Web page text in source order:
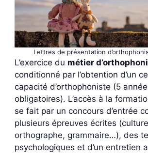
Lettres de présentation
L’exercice du métier
conditionné par l’obtention d’un
capacité d’orthophoniste (5
obligatoires). L’accès à la
se fait par un concours d’entrée
plusieurs épreuves écrites
orthographe, grammaire…), des
psychologiques et d’un entretien